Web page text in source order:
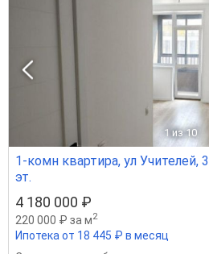
1 из 10
1-комн квартира, ул Учителей,
эт.
4 180 000 ₽
220 000 ₽ за м2
Ипотека от 18 445 ₽ в месяц